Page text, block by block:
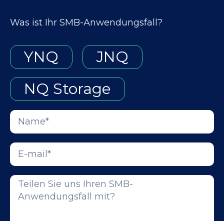
Was ist Ihr SMB-Anwendungsfall?
YNQ
JNQ
NQ Storage